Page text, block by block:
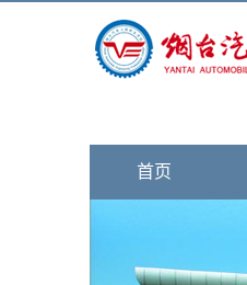
首页